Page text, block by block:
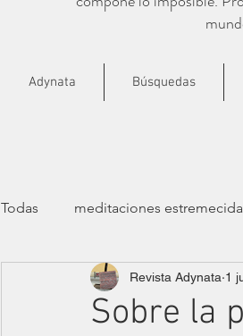
Todas meditaciones
manifiestos efemérides
Sobre la
Revista Adynata 1
Adynata Búsquedas